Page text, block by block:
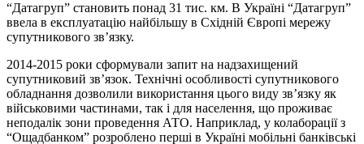
“Датагруп” становить понад 31 тис. км. В Україні “Датагруп”
ввела в експлуатацію найбільшу в Східній Європі мережу
супутникового зв’язку.
2014-2015 роки сформували запит на надзахищений
супутниковий зв’язок. Технічні особливості супутникового
обладнання дозволили використання цього виду зв’язку як
військовими частинами, так і для населення, що проживає
неподалік зони проведення АТО. Наприклад, у колаборації з
“Ощадбанком” розроблено перші в Україні мобільні банківські